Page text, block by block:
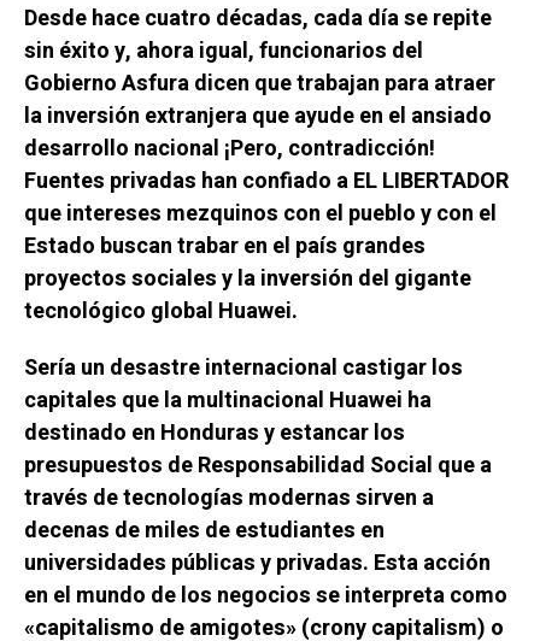
Desde hace cuatro décadas, cada día se repite
sin éxito y, ahora igual, funcionarios del
Gobierno Asfura dicen que trabajan para atraer
la inversión extranjera que ayude en el ansiado
desarrollo nacional ¡Pero, contradicción!
Fuentes privadas han confiado a EL LIBERTADOR
que intereses mezquinos con el pueblo y con el
Estado buscan trabar en el país grandes
proyectos sociales y la inversión del gigante
tecnológico global Huawei.
Sería un desastre internacional castigar los
capitales que la multinacional Huawei ha
destinado en Honduras y estancar los
presupuestos de Responsabilidad Social que a
través de tecnologías modernas sirven a
decenas de miles de estudiantes en
universidades públicas y privadas. Esta acción
en el mundo de los negocios se interpreta como
«capitalismo de amigotes» (crony capitalism) o